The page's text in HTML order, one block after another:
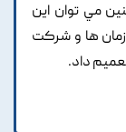
مي توان اين
ها و شرکت
داد.